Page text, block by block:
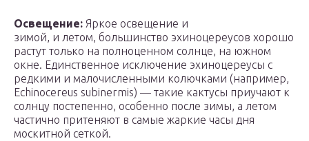
Освещение: Яркое освещение и
зимой, и летом, большинство эхиноцереусов хорошо
растут только на полноценном солнце, на южном
окне. Единственное исключение эхиноцереусы с
редкими и малочисленными колючками (например,
Echinocereus subinermis) — такие кактусы приучают к
солнцу постепенно, особенно после зимы, а летом
частично притеняют в самые жаркие часы дня
москитной сеткой.